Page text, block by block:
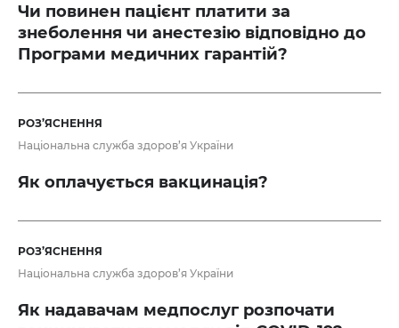
Чи повинен пацієнт платити за
знеболення чи анестезію відповідно до
Програми медичних гарантій?
РОЗ’ЯСНЕННЯ
Національна служба здоров’я України
Як оплачується вакцинація?
РОЗ’ЯСНЕННЯ
Національна служба здоров’я України
Як надавачам медпослуг розпочати